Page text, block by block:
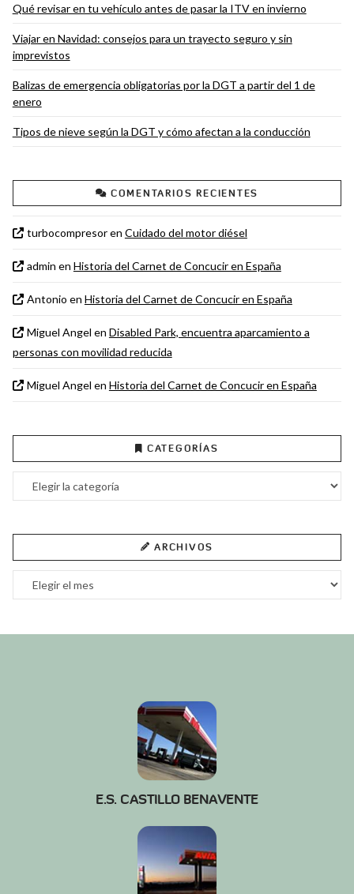
Qué revisar en tu vehículo antes de pasar la ITV en invierno
Viajar en Navidad: consejos para un trayecto seguro y sin
imprevistos
Balizas de emergencia obligatorias por la DGT a partir del 1 de
enero
Tipos de nieve según la DGT y cómo afectan a la conducción
COMENTARIOS RECIENTES
turbocompresoren Cuidado del motor diésel
admin en Historia del Carnet de Concucir en España
Antonio en Historia del Carnet de Concucir en España
Miguel Angel en Disabled Park, encuentra aparcamiento a
personas con movilidad reducida
Miguel Angel en Historia del Carnet de Concucir en España
CATEGORÍAS
Categorías
ARCHIVOS
Archivos
E.S. CASTILLO BENAVENTE